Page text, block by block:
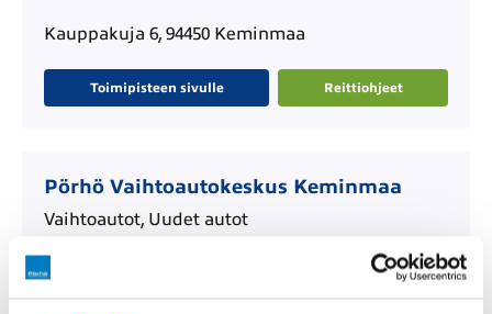
Kauppakuja 6, 94450 Keminmaa
Toimipisteen sivulle Reittiohjeet
Pörhö Vaihtoautokeskus Keminmaa
Vaihtoautot, Uudet autot
Kauppakuja 8-10, 94450 Keminmaa